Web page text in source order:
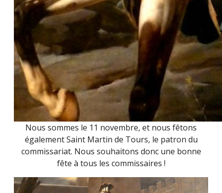
Nous sommes le 11 novembre, et nous fêtons
également Saint Martin de Tours, le patron du
commissariat. Nous souhaitons donc une bonne
fête à tous les commissaires !